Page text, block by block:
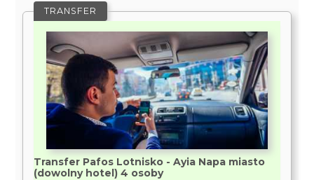
TRANSFER
Transfer Pafos Lotnisko - Ayia Napa miasto
(dowolny hotel) 4 osoby